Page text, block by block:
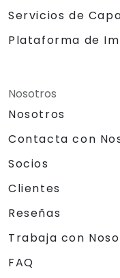
Servicios de
Plataforma de
Nosotros
Nosotros
Contacta con
Socios
Clientes
Reseñas
Trabaja con
FAQ